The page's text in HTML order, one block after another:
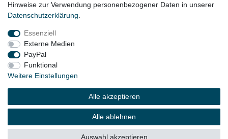
Hinweise zur Verwendung personenbezogener Daten in unserer
Daten­schutz­erklärung
Essenziell
Externe Medien
PayPal
Funktional
Weitere Einstellungen
Alle akzeptieren
Alle ablehnen
Auswahl akzeptieren
Impressum
Widerrufs­recht
© Copyright 2026 | Alle Rechte vorbehalten.